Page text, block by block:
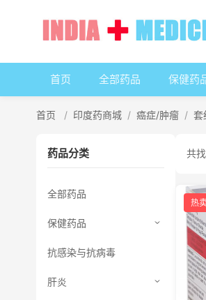
首页 全部药品 保健药
首页 / 印度药商城 / 癌症/肿瘤 / 套
药品分类
全部药品
保健药品
抗感染与抗病毒
肝炎
共
热